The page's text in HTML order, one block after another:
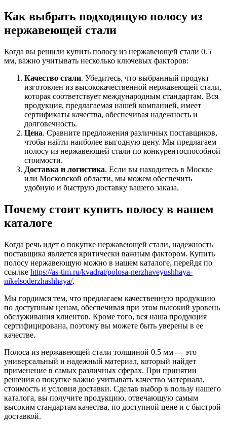
Как выбрать подходящую полосу из
нержавеющей стали
Когда вы решили купить полосу из нержавеющей стали 0.5
мм, важно учитывать несколько ключевых факторов:
Качество стали. Убедитесь, что выбранный продукт
изготовлен из высококачественной нержавеющей стали,
которая соответствует международным стандартам. Вся
продукция, предлагаемая нашей компанией, имеет
сертификаты качества, обеспечивая надежность и
долговечность.
Цена. Сравните предложения различных поставщиков,
чтобы найти наиболее выгодную цену. Мы предлагаем
полосу из нержавеющей стали по конкурентоспособной
стоимости.
Доставка и логистика. Если вы находитесь в Москве
или Московской области, мы можем обеспечить
удобную и быструю доставку вашего заказа.
Почему стоит купить полосу в нашем
каталоге
Когда речь идет о покупке нержавеющей стали, надежность
поставщика является критически важным фактором. Купить
полосу нержавеющую можно в нашем каталоге, перейдя по
ссылке https://as-tim.ru/kvadrat/polosa-nerzhaveyushhaya-
nikelsoderzhashhaya/.
Мы гордимся тем, что предлагаем качественную продукцию
по доступным ценам, обеспечивая при этом высокий уровень
обслуживания клиентов. Кроме того, вся наша продукция
сертифицирована, поэтому вы можете быть уверены в ее
качестве.
Полоса из нержавеющей стали толщиной 0.5 мм — это
универсальный и надежный материал, который найдет
применение в самых различных сферах. При принятии
решения о покупке важно учитывать качество материала,
стоимость и условия доставки. Сделав выбор в пользу нашего
каталога, вы получите продукцию, отвечающую самым
высоким стандартам качества, по доступной цене и с быстрой
доставкой.